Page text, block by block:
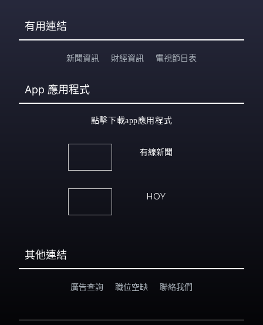
有用連結
新聞資訊 財經資訊 電視節目表
App 應用程式
點擊下載app應用程式
有線新聞
HOY
其他連結
廣告查詢 職位空缺 聯絡我們